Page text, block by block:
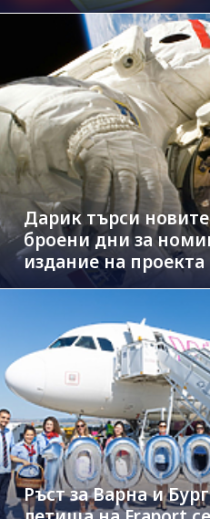
Дарик търси новите
броени дни за
издание на проекта
Ръст за Варна и